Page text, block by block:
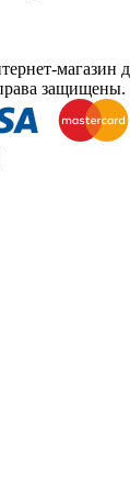
магазин
защищены.